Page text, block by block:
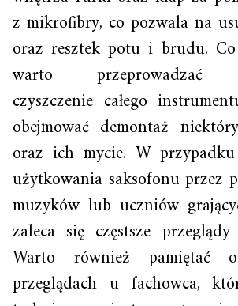
z mikrofibry, co pozwala na
oraz resztek potu i brudu.
warto przeprowadzać
czyszczenie całego
obejmować demontaż
oraz ich mycie. W
użytkowania saksofonu przez
muzyków lub uczniów
zaleca się częstsze
Warto również pamiętać
przeglądach u fachowca,